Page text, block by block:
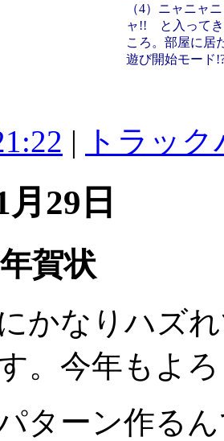
（4）ニャニャニ
ャ!! と入って
ころ。部屋に居
遊び開始モード
| トラッ
29日
賀状
かなりハズ
。今年もよ
ターン作る